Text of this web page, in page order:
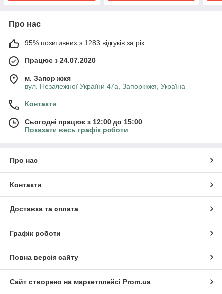
Про нас
95% позитивних з 1283 відгуків за рік
Працює з 24.07.2020
м. Запоріжжя
вул. Незалежної України 47а, Запоріжжя, Україна
Контакти
Сьогодні працює з 12:00 до 15:00
Показати весь графік роботи
Про нас
Контакти
Доставка та оплата
Графік роботи
Повна версія сайту
Сайт створено на маркетплейсі Prom.ua